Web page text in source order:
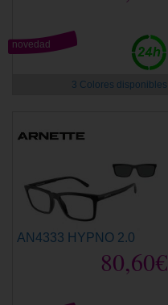
novedad
3 Colores disponibles
AN4333 HYPNO 2.0
80,60€